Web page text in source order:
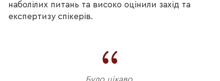
наболілих питань та високо оцінили захід та
експертизу спікерів.
Було цікаво.